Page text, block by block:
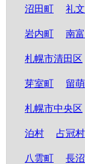
沼田町 礼
岩内町 南
札幌市清田区
芽室町 留
札幌市中央区
泊村 占冠村
八雲町 長